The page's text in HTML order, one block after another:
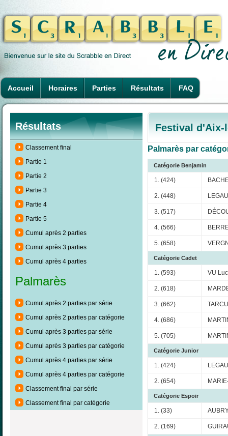
Accueil Horaires Parties Résultats FAQ
Résultats
Classement final
Partie 1
Partie 2
Partie 3
Partie 4
Partie 5
Cumul après 2 parties
Cumul après 3 parties
Cumul après 4 parties
Palmarès
Cumul après 2 parties par série
Cumul après 2 parties par catégorie
Cumul après 3 parties par série
Cumul après 3 parties par catégorie
Cumul après 4 parties par série
Cumul après 4 parties par catégorie
Classement final par série
Classement final par catégorie
Festival d'Aix-
Palmarès par
Catégorie Benjamin
1. (424)
2. (448)
3. (517)
4. (566)
5. (658)
Catégorie Cadet
1. (593) VU
2. (618)
3. (662)
4. (686)
5. (705)
Catégorie Junior
1. (424)
2. (654)
Catégorie Espoir
1. (33)
2. (169)